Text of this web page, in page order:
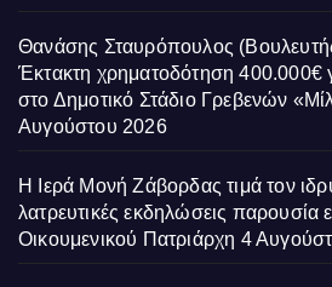
Θανάσης Σταυρόπουλος
Έκτακτη χρηματοδότηση 400.000€
στο Δημοτικό Στάδιο Γρεβενών
Αυγούστου 2026
Η Ιερά Μονή Ζάβορδας τιμά τον
λατρευτικές εκδηλώσεις
Οικουμενικού Πατριάρχη 4